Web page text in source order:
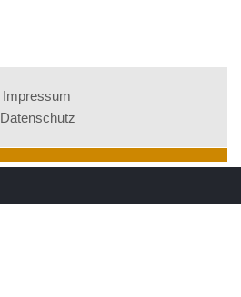
Impressum
Datenschutz